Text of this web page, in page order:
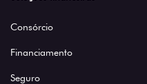
Consórcio
Financiamento
Seguro